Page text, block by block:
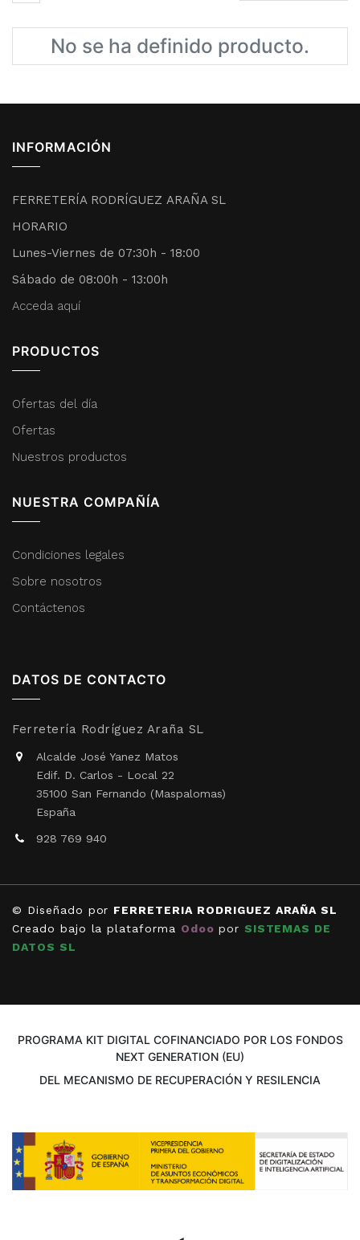
No se ha definido producto.
INFORMACIÓN
FERRETERÍA RODRÍGUEZ ARAÑA SL
HORARIO
Lunes-Viernes de 07:30h - 18:00
Sábado de 08:00h - 13:00h
Acceda aquí
PRODUCTOS
Ofertas del día
Ofertas
Nuestros productos
NUESTRA COMPAÑÍA
Condiciones legales
Sobre nosotros
Contáctenos
DATOS DE CONTACTO
Ferretería Rodríguez Araña SL
Alcalde José Yanez Matos
Edif. D. Carlos - Local 22
35100 San Fernando (Maspalomas)
España
928 769 940
© Diseñado por FERRETERIA RODRIGUEZ ARAÑA SL
Creado bajo la plataforma Odoo por SISTEMAS DE
DATOS SL
PROGRAMA KIT DIGITAL COFINANCIADO POR LOS FONDOS
NEXT GENERATION (EU)
DEL MECANISMO DE RECUPERACIÓN Y RESILENCIA